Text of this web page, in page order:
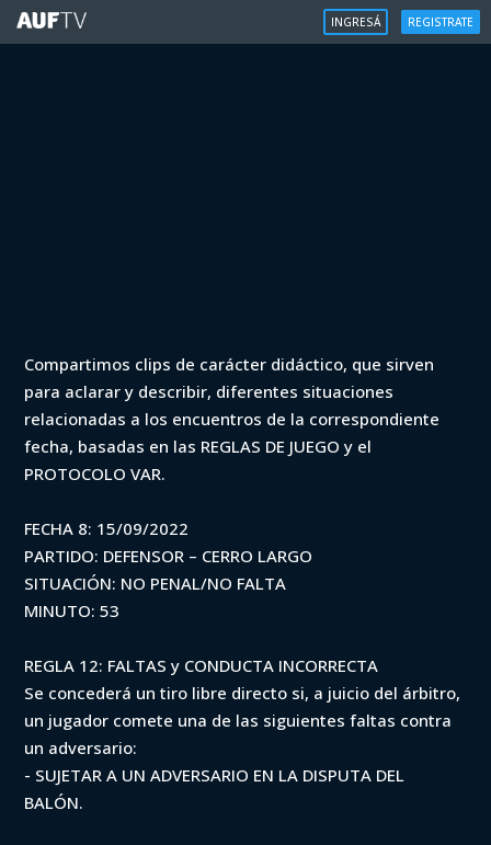
INGRESÁ REGISTRATE
VAR - Clausura 2022 - Defensor vs
Cerro Largo (min. 53)
Iniciá sesión para ver
Compartimos clips de carácter didáctico, que sirven
para aclarar y describir, diferentes situaciones
relacionadas a los encuentros de la correspondiente
fecha, basadas en las REGLAS DE JUEGO y el
PROTOCOLO VAR.
FECHA 8: 15/09/2022
PARTIDO: DEFENSOR – CERRO LARGO
SITUACIÓN: NO PENAL/NO FALTA
MINUTO: 53
REGLA 12: FALTAS y CONDUCTA INCORRECTA
Se concederá un tiro libre directo si, a juicio del árbitro,
un jugador comete una de las siguientes faltas contra
un adversario:
- SUJETAR A UN ADVERSARIO EN LA DISPUTA DEL
BALÓN.